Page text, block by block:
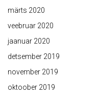
märts 2020
veebruar 2020
jaanuar 2020
detsember 2019
november 2019
oktoober 2019